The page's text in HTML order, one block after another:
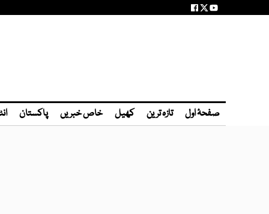
صفحۂ اول تازہ ترین کھیل خاص خبریں پاکستان